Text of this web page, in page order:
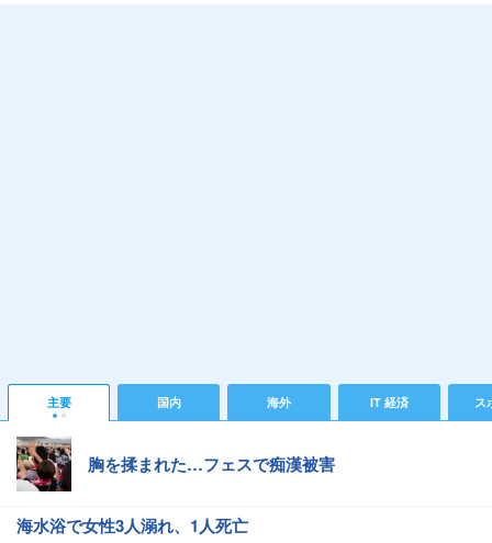
主要 国内 海外 IT 経済 ス
胸を揉まれた…フェスで痴漢被害
海水浴で女性3人溺れ、1人死亡